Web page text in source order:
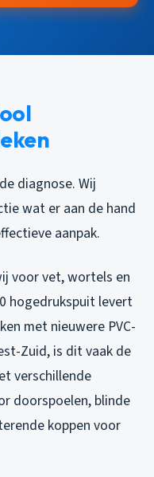
diagnose. Wij
wat er aan de hand
aanpak.
voor vet, wortels en
hogedrukspuit levert
met nieuwere PVC-
Zuid, is dit vaak de
verschillende
doorspoelen, blinde
koppen voor